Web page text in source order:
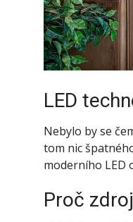
LED
Nebylo by se
tom nic
moderního LED
Proč